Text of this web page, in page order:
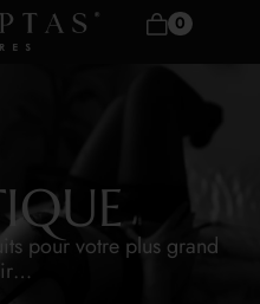
0
pour votre plus grand